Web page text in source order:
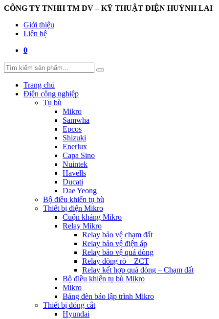
CÔNG TY TNHH TM DV – KỸ THUẬT ĐIỆN HUỲNH LAI
Giới thiệu
Liên hệ
0
Trang chủ
Điện công nghiệp
Tụ bù
Mikro
Samwha
Epcos
Shizuki
Enerlux
Capa Sino
Nuintek
Havells
Ducati
Dae Yeong
Bộ điều khiển tụ bù
Thiết bị điện Mikro
Cuộn kháng Mikro
Relay Mikro
Relay bảo vệ chạm đất
Relay bảo vệ điện áp
Relay bảo vệ quá dòng
Relay dòng rò – ZCT
Relay kết hợp quá dòng – Chạm đất
Bộ điều khiển tụ bù Mikro
Mikro
Bảng đèn báo lập trình Mikro
Thiết bị đóng cắt
Hyundai